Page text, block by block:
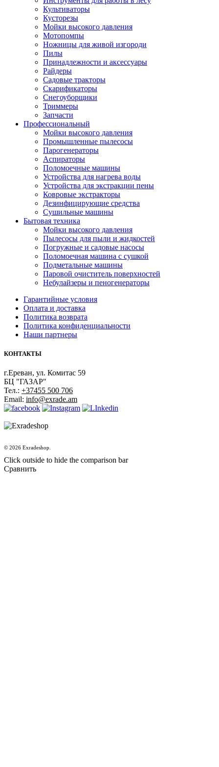
Культиваторы
Кусторезы
Мойки высокого давления
Мотопомпы
Ножницы для живой изгороди
Пилы
Принадлежности и аксессуары
Райдеры
Садовые тракторы
Скарификаторы
Снегоуборщики
Триммеры
Запчасти
Профессиональный
Мойки высокого давления
Промышленные пылесосы
Парогенераторы
Аспираторы
Поломоечные машины
Устройства для нагрева воды
Устройства для экстракции пены
Ковровые экстракторы
Дезинфицирующие средства
Сушильные машины
Бытовая техника
Мойки высокого давления
Пылесосы для пыли и жидкостей
Погружные и садовые насосы
Поломоечная машина с сушкой
Подметальные машины
Паровой очиститель поверхностей
Небулайзеры и пеногенераторы
Гарантийные условия
Оплата и доставка
Политика возврата
Политика конфиденциальности
Наши партнеры
КОНТАКТЫ
г.Ереван, ул. Комитас 59
БЦ "ГАЗАР"
Тел.: +37455 500 706
Email: info@exrade.am
© 2026 Exradeshop.
Click outside to hide the comparison bar
Сравнить